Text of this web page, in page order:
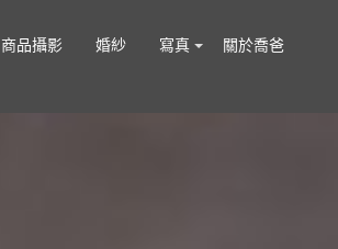
商品攝影 婚紗 寫真 關於喬爸